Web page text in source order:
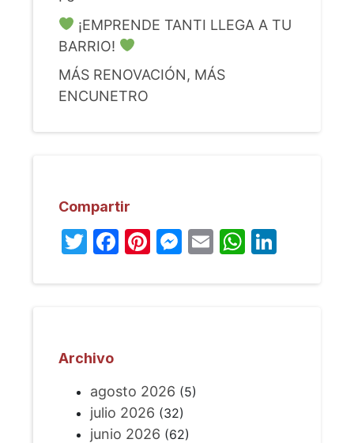
¡EMPRENDE TANTI LLEGA A TU
BARRIO!
MÁS RENOVACIÓN, MÁS
ENCUNETRO
Compartir
Twitter
Facebook
Pinterest
Messenger
Email
Archivo
agosto 2026 (5)
julio 2026 (32)
junio 2026 (62)